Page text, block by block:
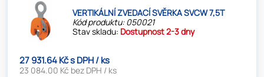
VERTIKÁLNÍ ZVEDACÍ SVĚRKA SVCW 7,5T
Kód produktu: 050021
Stav skladu: Dostupnost 2-3 dny
27 931.64 Kč s DPH / ks
23 084.00 Kč bez DPH / ks